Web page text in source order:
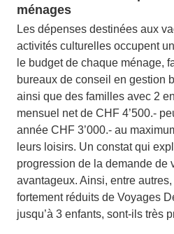
ménages
Les dépenses destinées aux
activités culturelles occupent
le budget de chaque ménage,
bureaux de conseil en gestion
ainsi que des familles avec 2
mensuel net de CHF 4’500.-
année CHF 3’000.- au
leurs loisirs. Un constat qui
progression de la demande de
avantageux. Ainsi, entre
fortement réduits de Voyages
jusqu’à 3 enfants, sont-ils très